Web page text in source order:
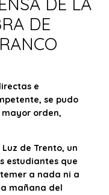
DE
e
se pudo
orden,
de Trento, un
estudiantes que
a nada ni a
mañana del